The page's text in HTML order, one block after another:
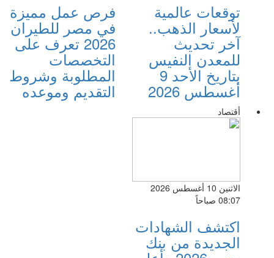
توقعات عالمية
لأسعار الذهب..
آخر تحديث
للمعدن النفيس
بتاريخ الأحد 9
أغسطس 2026
فرص عمل مميزة
في مصر للطيران
2026 تعرف على
التخصصات
المطلوبة وشروط
التقديم وموعده
أقتصاد
الاثنين 10 أغسطس 2026
08:07 صباحاً
اكتشف الشهادات
الجديدة من بنك